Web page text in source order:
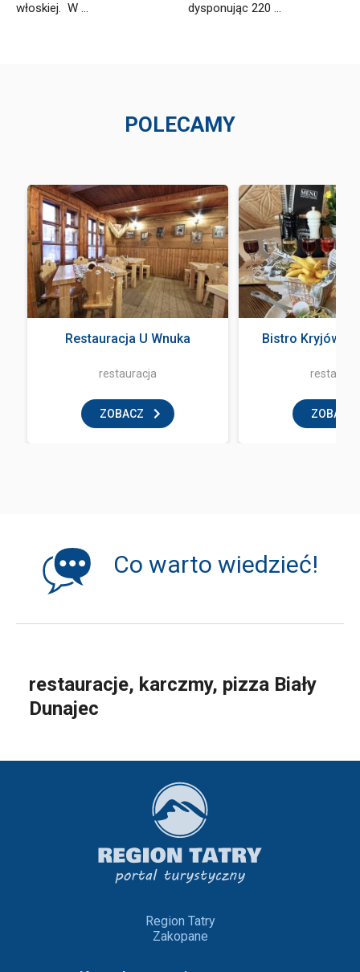
włoskiej. W ...
dysponując 220 ...
POLECAMY
Restauracja U Wnuka
restauracja
ZOBACZ
Bistro Kryjówka
ZOBACZ
Co warto wiedzieć!
restauracje, karczmy, pizza Biały
Dunajec
Region Tatry
Zakopane